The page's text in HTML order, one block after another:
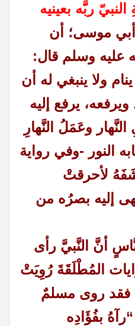
ربَّه بعينيه
موسى؛ أن
عليه وسلم قال:
ولا ينبغي له أن
يرفع إليه
وعَمَلُ النَّهارِ
النور -وفي رواية
لأحرقتْ
إليه بصرُه من
أنَّ النَّبيَّ رأى
المُطْلَقَةَ رُوِيَتْ
فقد روى مسلمٌ
بفُؤَادِه